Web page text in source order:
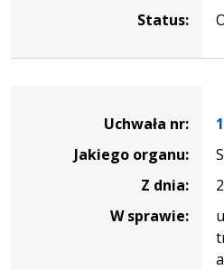
Status:
137/2020-
Uchwała nr:
Jakiego organu:
Z dnia:
W sprawie: